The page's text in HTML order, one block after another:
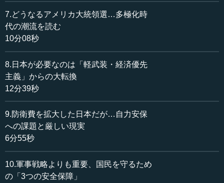
す。国民がそういうことを一切考えないということでは、
政府は政策を作れません。
どうしてそのようになったのでしょうか。前に、6カ国の
グローバル・サウスの主要国の歴史を展望しましたが、そ
れぞれいろいろな歴史があって苦労してそこまで来ている
わけです。特にイランなどを見ると、「なるほど、ここま
でになれば、アメリカを憎み、憎みきって、終局的に憎む
た。
では、日本を振り返ると何をやっているかということで
すが、歴史を振り返ると、世界最大、最強の国、国力が10
倍だったアメリカに正面から連合艦隊で戦いを挑むとい
う、とんでもないことをやったのは日本だけなのです。そ
の代わり、木っ端みじんになり、原爆を2度も落とされて、
7.どうなるアメリカ大統領選…多極化時
代の潮流を読む
10分08秒
8.日本が必要なのは「軽武装・経済優先
主義」からの大転換
12分39秒
9.防衛費を拡大した日本だが…自力安保
への課題と厳しい現実
6分55秒
10.軍事戦略よりも重要、国民を守るため
の「3つの安全保障」